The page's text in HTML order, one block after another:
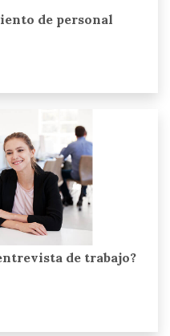
de personal
de trabajo?